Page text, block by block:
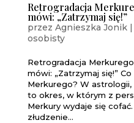
Retrogradacja
mówi: „Zatrzymaj się!”
przez Agnieszka Jonik|
osobisty
Retrogradacja
mówi: „Zatrzymaj się!”
Merkurego? W
to okres, w którym z
Merkury wydaje się
złudzenie...